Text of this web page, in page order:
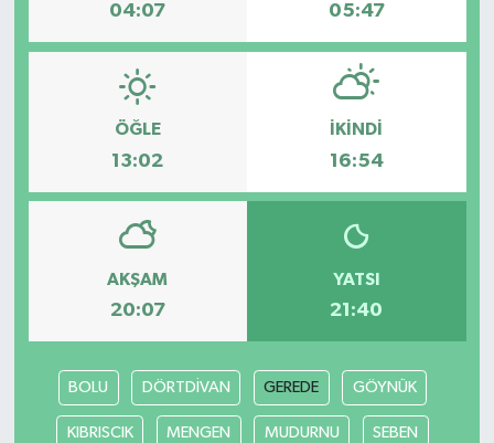
04:07 05:47
ÖĞLE
13:02
İKINDI
16:54
AKŞAM
20:07
YATSI
21:40
BOLU DÖRTDİVAN GEREDE GÖYNÜK
KIBRISCIK MENGEN MUDURNU SEBEN